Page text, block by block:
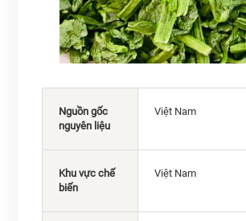
Nguồn gốc
nguyên liệu
Việt Nam
Khu vực chế
biến
Việt Nam